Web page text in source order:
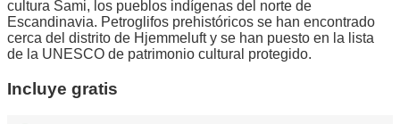
cultura Sami, los pueblos indígenas del norte de
Escandinavia. Petroglifos prehistóricos se han encontrado
cerca del distrito de Hjemmeluft y se han puesto en la lista
de la UNESCO de patrimonio cultural protegido.
Incluye gratis